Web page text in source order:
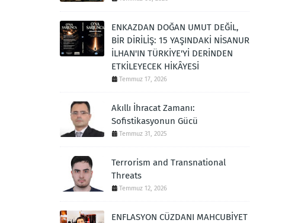
ENKAZDAN DOĞAN UMUT DEĞİL,
BİR DİRİLİŞ: 15 YAŞINDAKİ NİSANUR
İLHAN'IN TÜRKİYE'Yİ DERİNDEN
ETKİLEYECEK HİKÂYESİ
Temmuz 17, 2026
Akıllı İhracat Zamanı:
Sofistikasyonun Gücü
Temmuz 31, 2025
Terrorism and Transnational
Threats
Temmuz 12, 2026
ENFLASYON CÜZDANI MAHCUBİYET